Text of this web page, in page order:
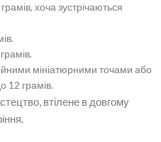
хоча зустрічаються
мініатюрними точами або
12 грамів.
втілене в довгому